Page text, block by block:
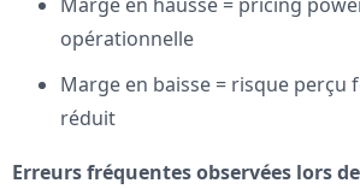
opérationnelle
Marge en baisse = risque
réduit
Erreurs fréquentes observées lors